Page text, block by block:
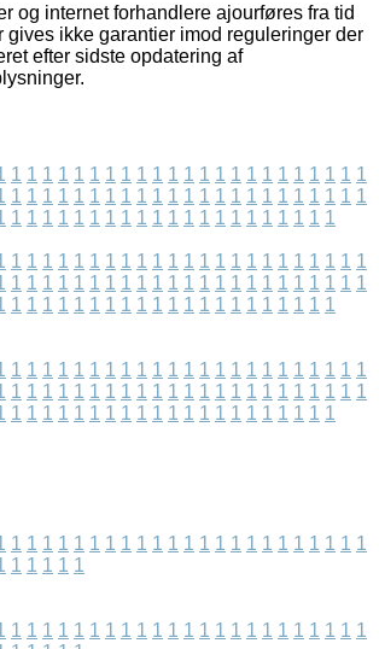
og internet forhandlere ajourføres fra tid
gives ikke garantier imod reguleringer der
efter sidste opdatering af
1 1 1 1 1 1 1 1 1 1 1 1 1 1 1 1 1 1 1 1 1 1 1
1 1 1 1 1 1 1 1 1 1 1 1 1 1 1 1 1 1 1 1 1 1 1
1 1 1 1 1 1 1 1 1 1 1 1 1 1 1 1 1 1 1 1 1
1 1 1 1 1 1 1 1 1 1 1 1 1 1 1 1 1 1 1 1 1 1 1
1 1 1 1 1 1 1 1 1 1 1 1 1 1 1 1 1 1 1 1 1 1 1
1 1 1 1 1 1 1 1 1 1 1 1 1 1 1 1 1 1 1 1 1
1 1 1 1 1 1 1 1 1 1 1 1 1 1 1 1 1 1 1 1 1 1 1
1 1 1 1 1 1 1 1 1 1 1 1 1 1 1 1 1 1 1 1 1 1 1
1 1 1 1 1 1 1 1 1 1 1 1 1 1 1 1 1 1 1 1 1
1 1 1 1 1 1 1 1 1 1 1 1 1 1 1 1 1 1 1 1 1 1 1
1 1 1 1 1
1 1 1 1 1 1 1 1 1 1 1 1 1 1 1 1 1 1 1 1 1 1 1